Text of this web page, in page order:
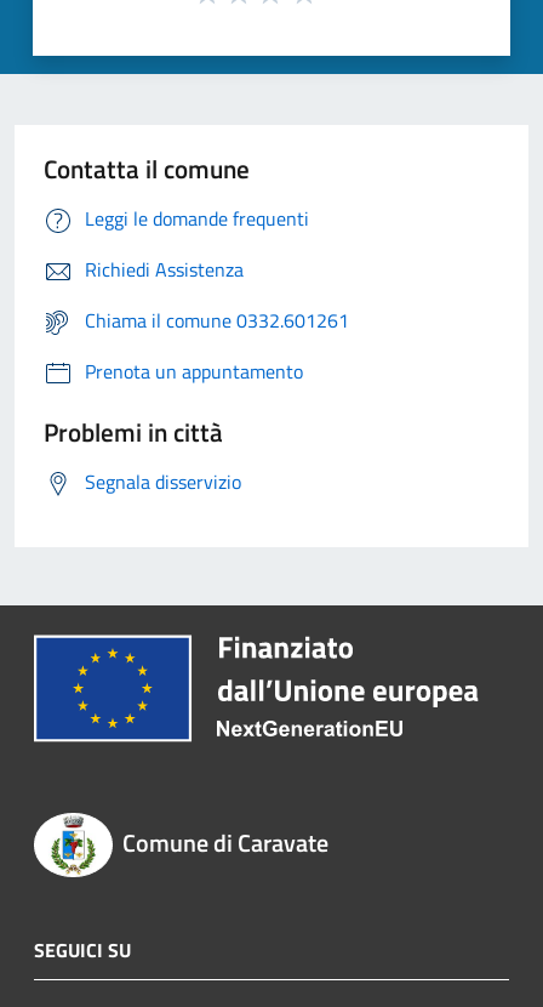
Contatta il comune
Leggi le domande frequenti
Richiedi Assistenza
Chiama il comune 0332.601261
Prenota un appuntamento
Problemi in città
Segnala disservizio
Comune di Caravate
SEGUICI SU